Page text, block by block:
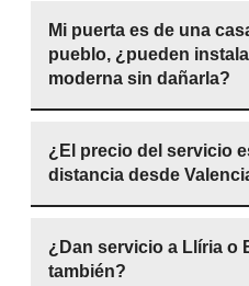
Mi puerta es de una
pueblo, ¿pueden
moderna sin dañarla?
¿El precio del servicio
distancia desde
¿Dan servicio a Llíria o
también?